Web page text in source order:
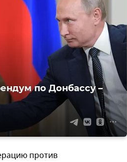
по Донбассу –
против